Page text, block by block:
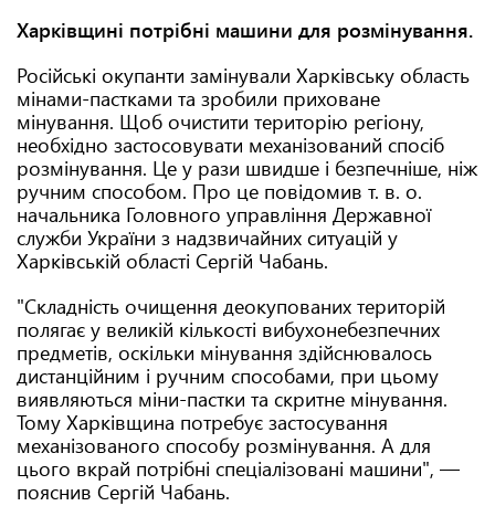
Харківщині потрібні машини для розмінування.
Російські окупанти замінували Харківську область
мінами-пастками та зробили приховане
мінування. Щоб очистити територію регіону,
необхідно застосовувати механізований спосіб
розмінування. Це у рази швидше і безпечніше, ніж
ручним способом. Про це повідомив т. в. о.
начальника Головного управління Державної
служби України з надзвичайних ситуацій у
Харківській області Сергій Чабань.
"Складність очищення деокупованих територій
полягає у великій кількості вибухонебезпечних
предметів, оскільки мінування здійснювалось
дистанційним і ручним способами, при цьому
виявляються міни-пастки та скритне мінування.
Тому Харківщина потребує застосування
механізованого способу розмінування. А для
цього вкрай потрібні спеціалізовані машини", —
пояснив Сергій Чабань.